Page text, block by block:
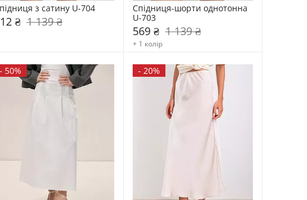
з сатину U-704
₴ 1 139 ₴
Спідниця-шорти однотонна
U-703
569 ₴ 1 139 ₴
+ 1 колір
- 50% - 20%